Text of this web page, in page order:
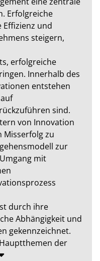
Erfolgreiche
und
steigern,
erfolgreiche
Innerhalb des
entstehen
sind.
von Innovation
Misserfolg zu
zur
mit
durch ihre
Abhängigkeit und
gekennzeichnet.
der